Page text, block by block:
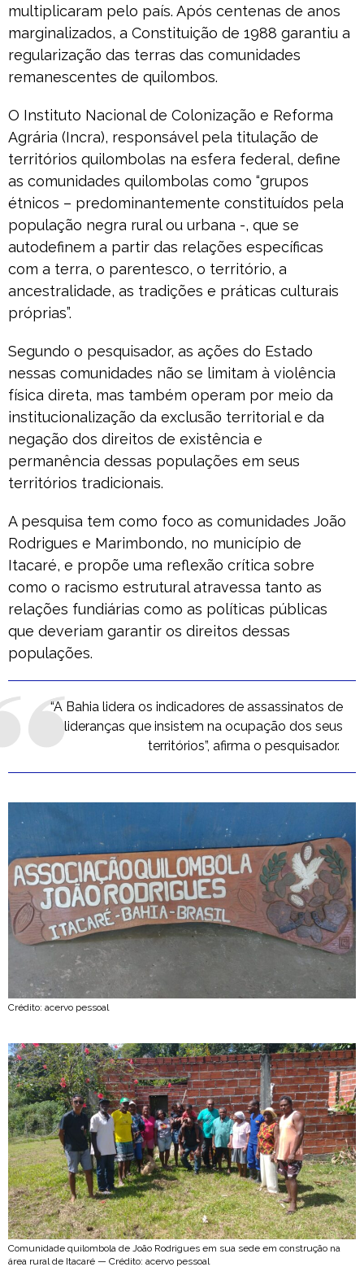
multiplicaram pelo país. Após centenas de anos
marginalizados, a Constituição de 1988 garantiu a
regularização das terras das comunidades
remanescentes de quilombos.
O Instituto Nacional de Colonização e Reforma
Agrária (Incra), responsável pela titulação de
territórios quilombolas na esfera federal, define
as comunidades quilombolas como “grupos
étnicos – predominantemente constituídos pela
população negra rural ou urbana -, que se
autodefinem a partir das relações específicas
com a terra, o parentesco, o território, a
ancestralidade, as tradições e práticas culturais
próprias”.
Segundo o pesquisador, as ações do Estado
nessas comunidades não se limitam à violência
física direta, mas também operam por meio da
institucionalização da exclusão territorial e da
negação dos direitos de existência e
permanência dessas populações em seus
territórios tradicionais.
A pesquisa tem como foco as comunidades João
Rodrigues e Marimbondo, no município de
Itacaré, e propõe uma reflexão crítica sobre
como o racismo estrutural atravessa tanto as
relações fundiárias como as políticas públicas
que deveriam garantir os direitos dessas
populações.
“A Bahia lidera os indicadores de assassinatos de
lideranças que insistem na ocupação dos seus
territórios”, afirma o pesquisador.
Crédito: acervo pessoal
Comunidade quilombola de João Rodrigues em sua sede em construção na
área rural de Itacaré — Crédito: acervo pessoal